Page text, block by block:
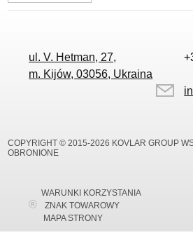
ul. V. Hetman, 27,
m. Kijów, 03056, Ukraina
COPYRIGHT © 2015-2026 KOVLAR GROUP
OBRONIONE
WARUNKI KORZYSTANIA
ZNAK TOWAROWY
MAPA STRONY